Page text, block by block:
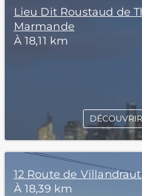
Lieu Dit Roustaud de
Marmande
À 18,11 km
12 Route de
À 18,39 km